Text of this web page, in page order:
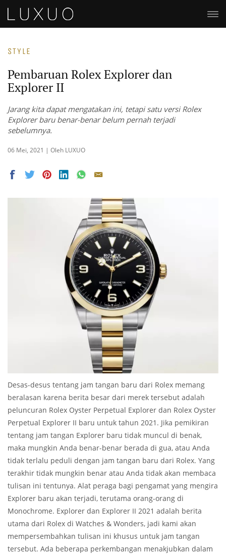
STYLE
Pembaruan Rolex Explorer dan
Explorer II
Jarang kita dapat mengatakan ini, tetapi satu versi Rolex
Explorer baru benar-benar belum pernah terjadi
sebelumnya.
06 Mei, 2021 | Oleh LUXUO
Desas-desus tentang jam tangan baru dari Rolex memang
beralasan karena berita besar dari merek tersebut adalah
peluncuran Rolex Oyster Perpetual Explorer dan Rolex Oyster
Perpetual Explorer II baru untuk tahun 2021. Jika pemikiran
tentang jam tangan Explorer baru tidak muncul di benak,
maka mungkin Anda benar-benar berada di gua, atau Anda
tidak terlalu peduli dengan jam tangan baru dari Rolex. Yang
terakhir tidak mungkin benar atau Anda tidak akan membaca
tulisan ini tentunya. Alat peraga bagi pengamat yang mengira
Explorer baru akan terjadi, terutama orang-orang di
Monochrome. Explorer dan Explorer II 2021 adalah berita
utama dari Rolex di Watches & Wonders, jadi kami akan
mempersembahkan tulisan ini khusus untuk jam tangan
tersebut. Ada beberapa perkembangan menakjubkan dalam